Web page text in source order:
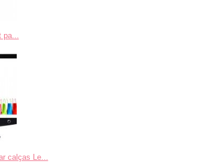
pa...
calças Le...